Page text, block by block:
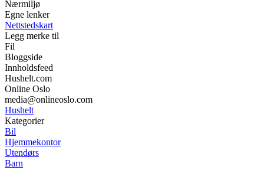
Nærmiljø
Egne lenker
Nettstedskart
Legg merke til
Fil
Bloggside
Innholdsfeed
Hushelt.com
Online Oslo
media@onlineoslo.com
Hushelt
Kategorier
Bil
Hjemmekontor
Utendørs
Barn